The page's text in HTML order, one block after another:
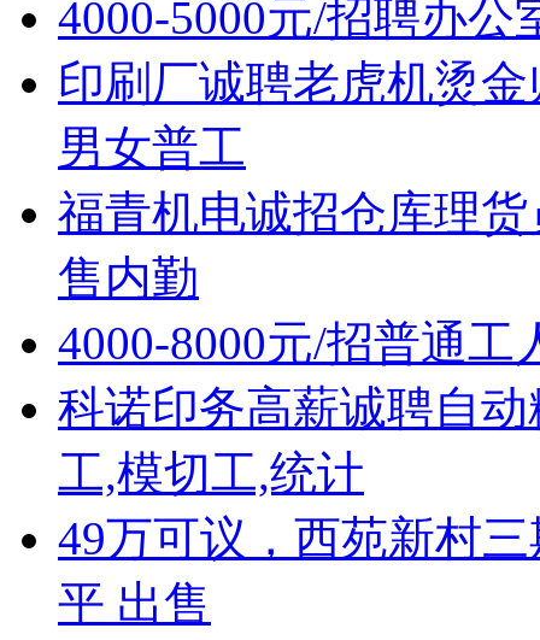
4000-5000元/招聘办公
印刷厂诚聘老虎机烫
男女普工
福青机电诚招仓库理
售内勤
4000-8000元/招普通
科诺印务高薪诚聘自
工,模切工,统计
49万可议，西苑新村
平 出售